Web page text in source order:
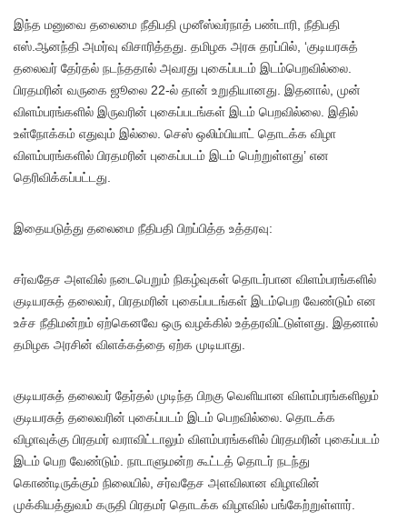
இந்த மனுவை தலைமை நீதிபதி முனீஸ்வர்நாத் பண்டாரி, நீதிபதி
எஸ்.ஆனந்தி அமர்வு விசாரித்தது. தமிழக அரசு தரப்பில், ‘குடியரசுத்
தலைவர் தேர்தல் நடந்ததால் அவரது புகைப்படம் இடம்பெறவில்லை.
பிரதமரின் வருகை ஜூலை 22-ல் தான் உறுதியானது. இதனால், முன்
விளம்பரங்களில் இருவரின் புகைப்படங்கள் இடம் பெறவில்லை. இதில்
உள்நோக்கம் எதுவும் இல்லை. செஸ் ஒலிம்பியாட் தொடக்க விழா
விளம்பரங்களில் பிரதமரின் புகைப்படம் இடம் பெற்றுள்ளது’ என
தெரிவிக்கப்பட்டது.
இதையடுத்து தலைமை நீதிபதி பிறப்பித்த உத்தரவு:
சர்வதேச அளவில் நடைபெறும் நிகழ்வுகள் தொடர்பான விளம்பரங்களில்
குடியரசுத் தலைவர், பிரதமரின் புகைப்படங்கள் இடம்பெற வேண்டும் என
உச்ச நீதிமன்றம் ஏற்கெனவே ஒரு வழக்கில் உத்தரவிட்டுள்ளது. இதனால்
தமிழக அரசின் விளக்கத்தை ஏற்க முடியாது.
குடியரசுத் தலைவர் தேர்தல் முடிந்த பிறகு வெளியான விளம்பரங்களிலும்
குடியரசுத் தலைவரின் புகைப்படம் இடம் பெறவில்லை. தொடக்க
விழாவுக்கு பிரதமர் வராவிட்டாலும் விளம்பரங்களில் பிரதமரின் புகைப்படம்
இடம் பெற வேண்டும். நாடாளுமன்ற கூட்டத் தொடர் நடந்து
கொண்டிருக்கும் நிலையில், சர்வதேச அளவிலான விழாவின்
முக்கியத்துவம் கருதி பிரதமர் தொடக்க விழாவில் பங்கேற்றுள்ளார்.